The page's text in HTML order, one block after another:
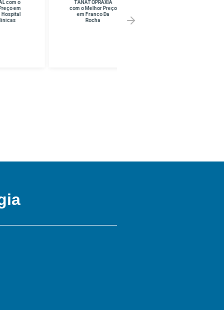
TANATOPRAXIA
com o Melhor Preço
em Franco Da